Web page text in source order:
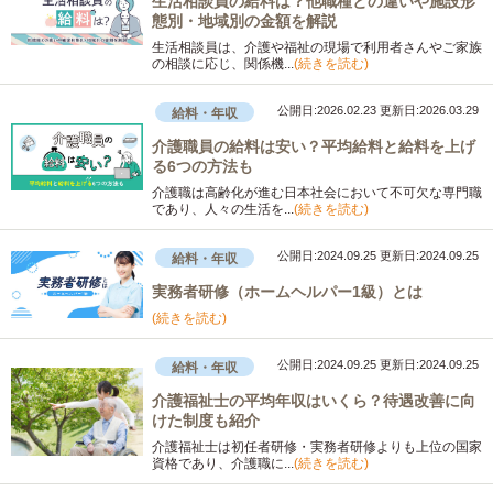
態別・地域別の金額を解説
生活相談員は、介護や福祉の現場で利用者さんやご家族
の相談に応じ、関係機...(続きを読む)
給料・年収 公開日:2026.02.23 更新日:2026.03.29
介護職員の給料は安い？平均給料と給料を上げ
る6つの方法も
介護職は高齢化が進む日本社会において不可欠な専門職
であり、人々の生活を...(続きを読む)
給料・年収 公開日:2024.09.25 更新日:2024.09.25
実務者研修（ホームヘルパー1級）とは
(続きを読む)
給料・年収 公開日:2024.09.25 更新日:2024.09.25
介護福祉士の平均年収はいくら？待遇改善に向
けた制度も紹介
介護福祉士は初任者研修・実務者研修よりも上位の国家
資格であり、介護職に...(続きを読む)